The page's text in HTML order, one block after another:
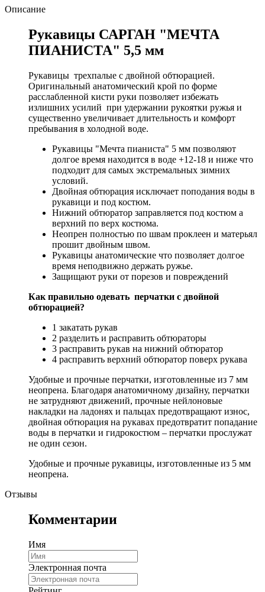
Описание
Рукавицы САРГАН "МЕЧТА
ПИАНИСТА" 5,5 мм
Рукавицы трехпалые с двойной обтюрацией.
Оригинальный анатомический крой по форме
расслабленной кисти руки позволяет избежать
излишних усилий при удержании рукоятки ружья и
существенно увеличивает длительность и комфорт
пребывания в холодной воде.
Рукавицы "Мечта пианиста" 5 мм позволяют
долгое время находится в воде +12-18 и ниже что
подходит для самых экстремальных зимних
условий.
Двойная обтюрация исключает поподания воды в
рукавици и под костюм.
Нижний обтюратор заправляется под костюм а
верхний по верх костюма.
Неопрен полностью по швам проклеен и матерьял
прошит двойным швом.
Рукавицы анатомические что позволяет долгое
время неподвижно держать ружье.
Защищают руки от порезов и повреждений
Как правильно одевать перчатки с двойной
обтюрацией?
1 закатать рукав
2 разделить и расправить обтюраторы
3 расправить рукав на нижний обтюратор
4 расправить верхний обтюратор поверх рукава
Удобные и прочные перчатки, изготовленные из 7 мм
неопрена. Благодаря анатомичному дизайну, перчатки
не затрудняют движений, прочные нейлоновые
накладки на ладонях и пальцах предотвращают износ,
двойная обтюрация на рукавах предотвратит попадание
воды в перчатки и гидрокостюм – перчатки прослужат
не один сезон.
Удобные и прочные рукавицы, изготовленные из 5 мм
неопрена.
Отзывы
Комментарии
Имя
Электронная почта